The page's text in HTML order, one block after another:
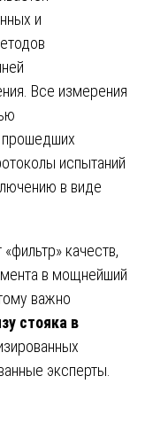
и
Все измерения
прошедших
испытаний
в виде
качеств,
в мощнейший
важно
стояка в
эксперты.